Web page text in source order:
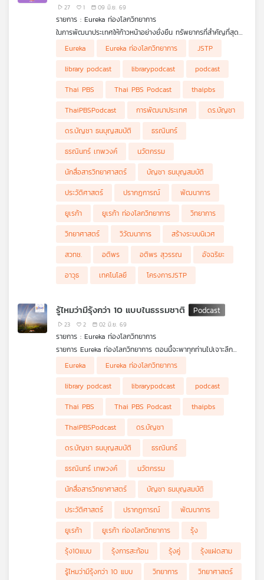
27 1 09 มิ.ย. 69
รายการ : Eureka ท่องโลกวิทยาการ
ในการพัฒนาประเทศให้ก้าวหน้าอย่างยั่งยืน ทรัพยากรที่สำคัญที่สุด
คือ “คนที่มีคุณภาพ” การลงทุนในจุดต้นน้ำของระบบวิทยาศาสตร์
ด้วยการบ่มเพาะเยาวชนที่มีศักยภาพ จึงเป็นภารกิจสำคัญระดับชาติ
รายการ Eureka ท่องโลกวิทยาการในครั้งนี้ จะพาทุกท่านไปทำความ
รู้จัก คุณอติพร สุวรรณ ผู้เป็นกำลังสำคัญเบื้องหลังการพัฒนา
เยาวชนไทยมาอย่างยาวนาน ผ่านโครงการ JSTP หรือ Junior
Science Talent Project ของสำนักงานพัฒนาวิทยาศาสตร์และ
เทคโนโลยีแห่งชาติ (สวทช.) ซึ่งริเริ่มโดยผู้ใหญ่ในวงการวิทยาศาสตร์
ดร. คุณหญิงสุมณฑา พรหมบุญ, ดร.กฤษณพงศ์ กีรติกร และ
ศาสตราจารย์ ดร.ยอดหทัย เทพธรานนท์ มาร่วมเรียนรู้และภาคภูมิใน
ผลผลิตและผลงานของการพัฒนาคนทางด้านวิทยาศาสตร์และ
Eureka Eureka ท่องโลกวิทยาการ
JSTP
library podcast
librarypodcast
podcast
Thai PBS
Thai PBS Podcast
thaipbs
ThaiPBSPodcast
การพัฒนาประเทศ
ดร.บัญชา
ดร.บัญชา ธนบุญสมบัติ
ธรณินทร์
ธรณินทร์ เทพวงค์
นวัตกรรม
นักสื่อสารวิทยาศาสตร์
บัญชา ธนบุญสมบัติ
ประวัติศาสตร์
ปรากฏการณ์
พัฒนาการ
ยูเรก้า
ยูเรก้า ท่องโลกวิทยาการ
วิทยาการ
วิทยาศาสตร์
วิวัฒนาการ
สร้างระบบนิเวศ
สวทช.
อติพร อติพร สุวรรณ
อัจฉริยะ
อาวุธ
เทคโนโลยี โครงการJSTP
รู้ไหมว่ามีรุ้งกว่า 10 แบบในธรรมชาติ
23 2 02 มิ.ย. 69
รายการ : Eureka ท่องโลกวิทยาการ
รายการ Eureka ท่องโลกวิทยาการ ตอนนี้จะพาทุกท่านไปเจาะลึก
ปรากฏการณ์ทางธรรมชาติที่ทุกคนคุ้นเคยกันดี แต่อาจยังไม่เคย
สัมผัสในแง่มุมที่ลึกซึ้งมาก่อน นั่นคือ "รุ้งในธรรมชาติ" ดร.บัญชา ธน
บุญสมบัติ จะมาเล่าเรื่องรุ้งแบบต่างๆ กว่า 10 แบบในธรรมชาติ เช่น
รุ้งคู่ (Double Rainbow)
รุ้งแฝดสอง (Twinned Rainbow)
รุ้งแฝดสาม (Triple-split Rainbow)
รุ้งการสะท้อน (Reflection Rainbow)
รุ้งซูเปอร์นิวเมอเรรี (Supernumerary Rainbow)
รุ้งเมฆ (Cloudbow) และรุ้งหมอก (Fogbow)
รุ้งจันทรา (Moonbow)
รุ้งเต็มวง (Full-circle Rainbow)
รุ้งสเปรย์ทะเล (Sea Spray Bow)
แสงที่ดูคล้ายรุ้ง แต่ไม่ใช่รุ้ง เช่น การทรงกลด (Halo) บางรูปแบบ
ได้ว่าปรากฏการณ์ที่เห็นคือรุ้งหรือไม่ ถ้าใช่เป็นรุ้งแบบไหน และถ้าไม่ใช่
และปรากฏการณ์ธรรมชาติรอบตัวได้อย่างเชี่ยวชาญยิ่งขึ้น
Eureka
Eureka ท่องโลกวิทยาการ
library podcast
librarypodcast
podcast
Thai PBS
Thai PBS Podcast
thaipbs
ThaiPBSPodcast
ดร.บัญชา
ดร.บัญชา ธนบุญสมบัติ
ธรณินทร์
ธรณินทร์ เทพวงค์
นวัตกรรม
นักสื่อสารวิทยาศาสตร์
บัญชา ธนบุญสมบัติ
ประวัติศาสตร์
ปรากฏการณ์
พัฒนาการ
ยูเรก้า
ยูเรก้า ท่องโลกวิทยาการ
รุ้ง
รุ้ง10แบบ
รุ้งการสะท้อน รุ้งคู่
รุ้งแฝดสาม
รู้ไหมว่ามีรุ้งกว่า 10 แบบ
วิทยาการ วิทยาศาสตร์